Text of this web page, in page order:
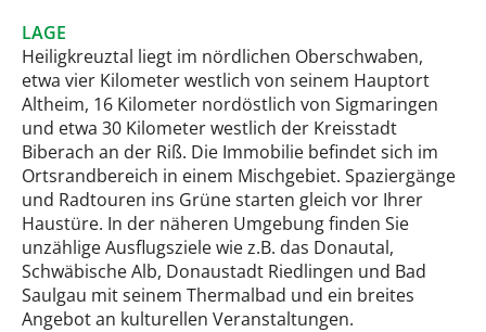
LAGE
Heiligkreuztal liegt im nördlichen Oberschwaben,
etwa vier Kilometer westlich von seinem Hauptort
Altheim, 16 Kilometer nordöstlich von Sigmaringen
und etwa 30 Kilometer westlich der Kreisstadt
Biberach an der Riß. Die Immobilie befindet sich im
Ortsrandbereich in einem Mischgebiet. Spaziergänge
und Radtouren ins Grüne starten gleich vor Ihrer
Haustüre. In der näheren Umgebung finden Sie
unzählige Ausflugsziele wie z.B. das Donautal,
Schwäbische Alb, Donaustadt Riedlingen und Bad
Saulgau mit seinem Thermalbad und ein breites
Angebot an kulturellen Veranstaltungen.